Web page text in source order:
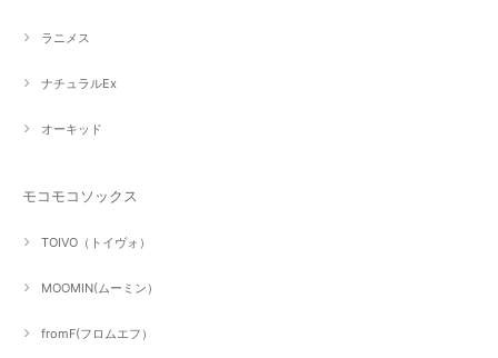
ラニメス
ナチュラルEx
オーキッド
モコモコソックス
TOIVO（トイヴォ）
MOOMIN(ムーミン）
fromF(フロムエフ）